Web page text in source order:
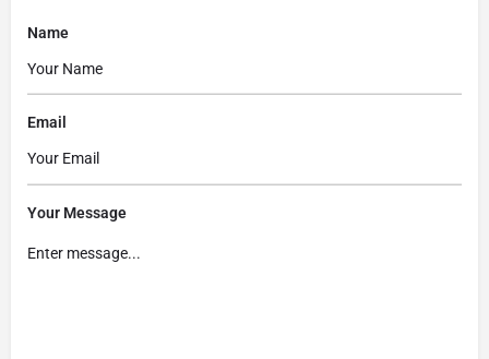
Name
Email
Your Message